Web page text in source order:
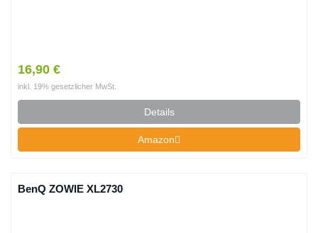
16,90 €
inkl. 19% gesetzlicher MwSt.
Details
Amazon
BenQ ZOWIE XL2730